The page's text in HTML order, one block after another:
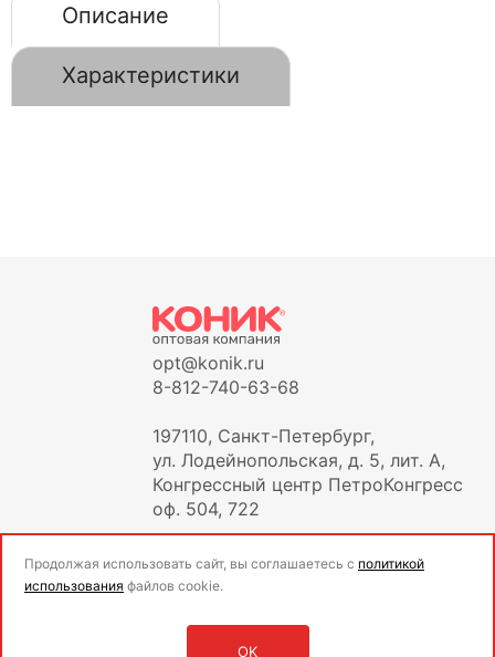
Описание
Характеристики
opt@konik.ru
8-812-740-63-68
197110, Санкт-Петербург,
ул. Лодейнопольская, д. 5, лит. А,
Конгрессный центр ПетроКонгресс
оф. 504, 722
Продолжая использовать сайт, вы соглашаетесь с политикой
использования файлов cookie.
OK